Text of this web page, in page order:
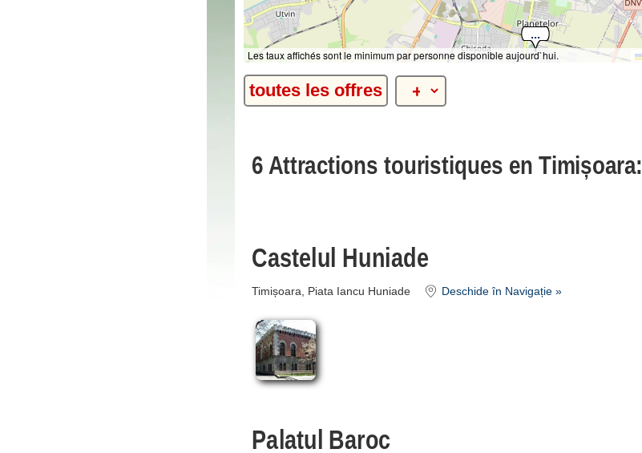
Les taux affichés sont le minimum par personne disponible aujourd`hui.
toutes les offres
6 Attractions touristiques en Timișoara:
Castelul Huniade
Timișoara, Piata Iancu Huniade Deschide în Navigație »
Palatul Baroc